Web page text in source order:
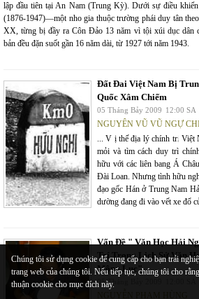
lập đầu tiên tại An Nam (Trung Kỳ). Dưới sự điều
(1876-1947)—một nho gia thuộc trường phái duy tân
XX, từng bị đầy ra Côn Đảo 13 năm vì tội xúi dục dân
bản đều đặn suốt gần 16 năm dài, từ 1927 tới năm 1943.
Đất Đai Việt Nam Bị
Quốc Xâm Chiếm
05 Tháng Bảy 2009 12:00 SA
NGUYÊN VŨ VŨ NGỰ
... V ị thế địa lý chính trị Việt
mỏi và tìm cách duy trì
hữu với các liên bang Á
Đài Loan. Nhưng tình hữu
đạo gốc Hán ở Trung Nam
dường đang đi vào vết xe đổ
Vấn Đề " Văn Học Hải
Trí Trong Lịch Sử Văn
Mộng Lục"
05 Tháng Bảy 2009
Chúng tôi sử dụng cookie để cung cấp cho bạn trải
trang web của chúng tôi. Nếu tiếp tục, chúng tôi cho
thuận cookie cho mục đích này.